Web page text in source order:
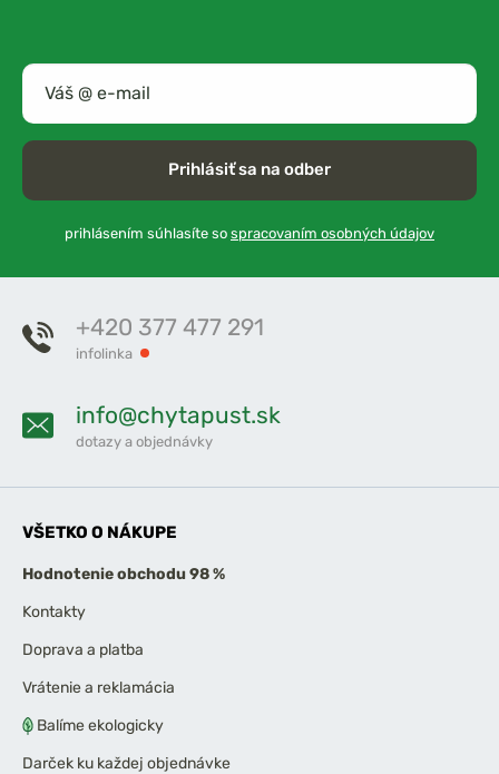
Prihlásiť sa na odber
prihlásením súhlasíte so spracovaním osobných údajov
+420 377 477 291
infolinka
info@chytapust.sk
dotazy a objednávky
VŠETKO O NÁKUPE
Hodnotenie obchodu 98 %
Kontakty
Doprava a platba
Vrátenie a reklamácia
Balíme ekologicky
Darček ku každej objednávke